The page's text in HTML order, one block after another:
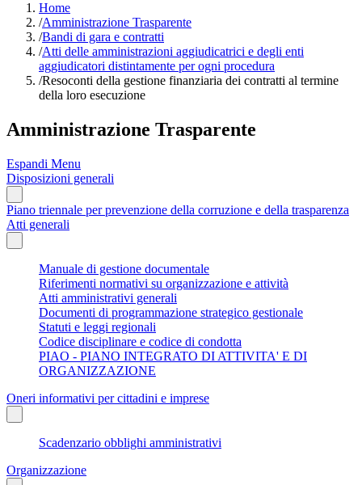
Home
/Amministrazione Trasparente
/Bandi di gara e contratti
/Atti delle amministrazioni aggiudicatrici e degli enti
aggiudicatori distintamente per ogni procedura
/Resoconti della gestione finanziaria dei contratti al termine
della loro esecuzione
Amministrazione Trasparente
Espandi Menu
Disposizioni generali
Piano triennale per prevenzione della corruzione e della trasparenza
Atti generali
Manuale di gestione documentale
Riferimenti normativi su organizzazione e attività
Atti amministrativi generali
Documenti di programmazione strategico gestionale
Statuti e leggi regionali
Codice disciplinare e codice di condotta
PIAO - PIANO INTEGRATO DI ATTIVITA' E DI
ORGANIZZAZIONE
Oneri informativi per cittadini e imprese
Scadenzario obblighi amministrativi
Organizzazione